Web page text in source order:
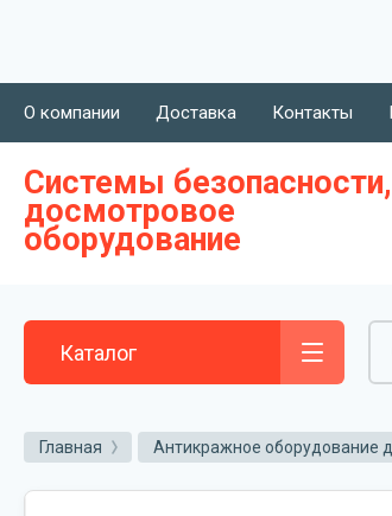
О компании Доставка Контакты
Системы безопасности,
досмотровое
оборудование
Каталог
Главная Антикражное оборудование